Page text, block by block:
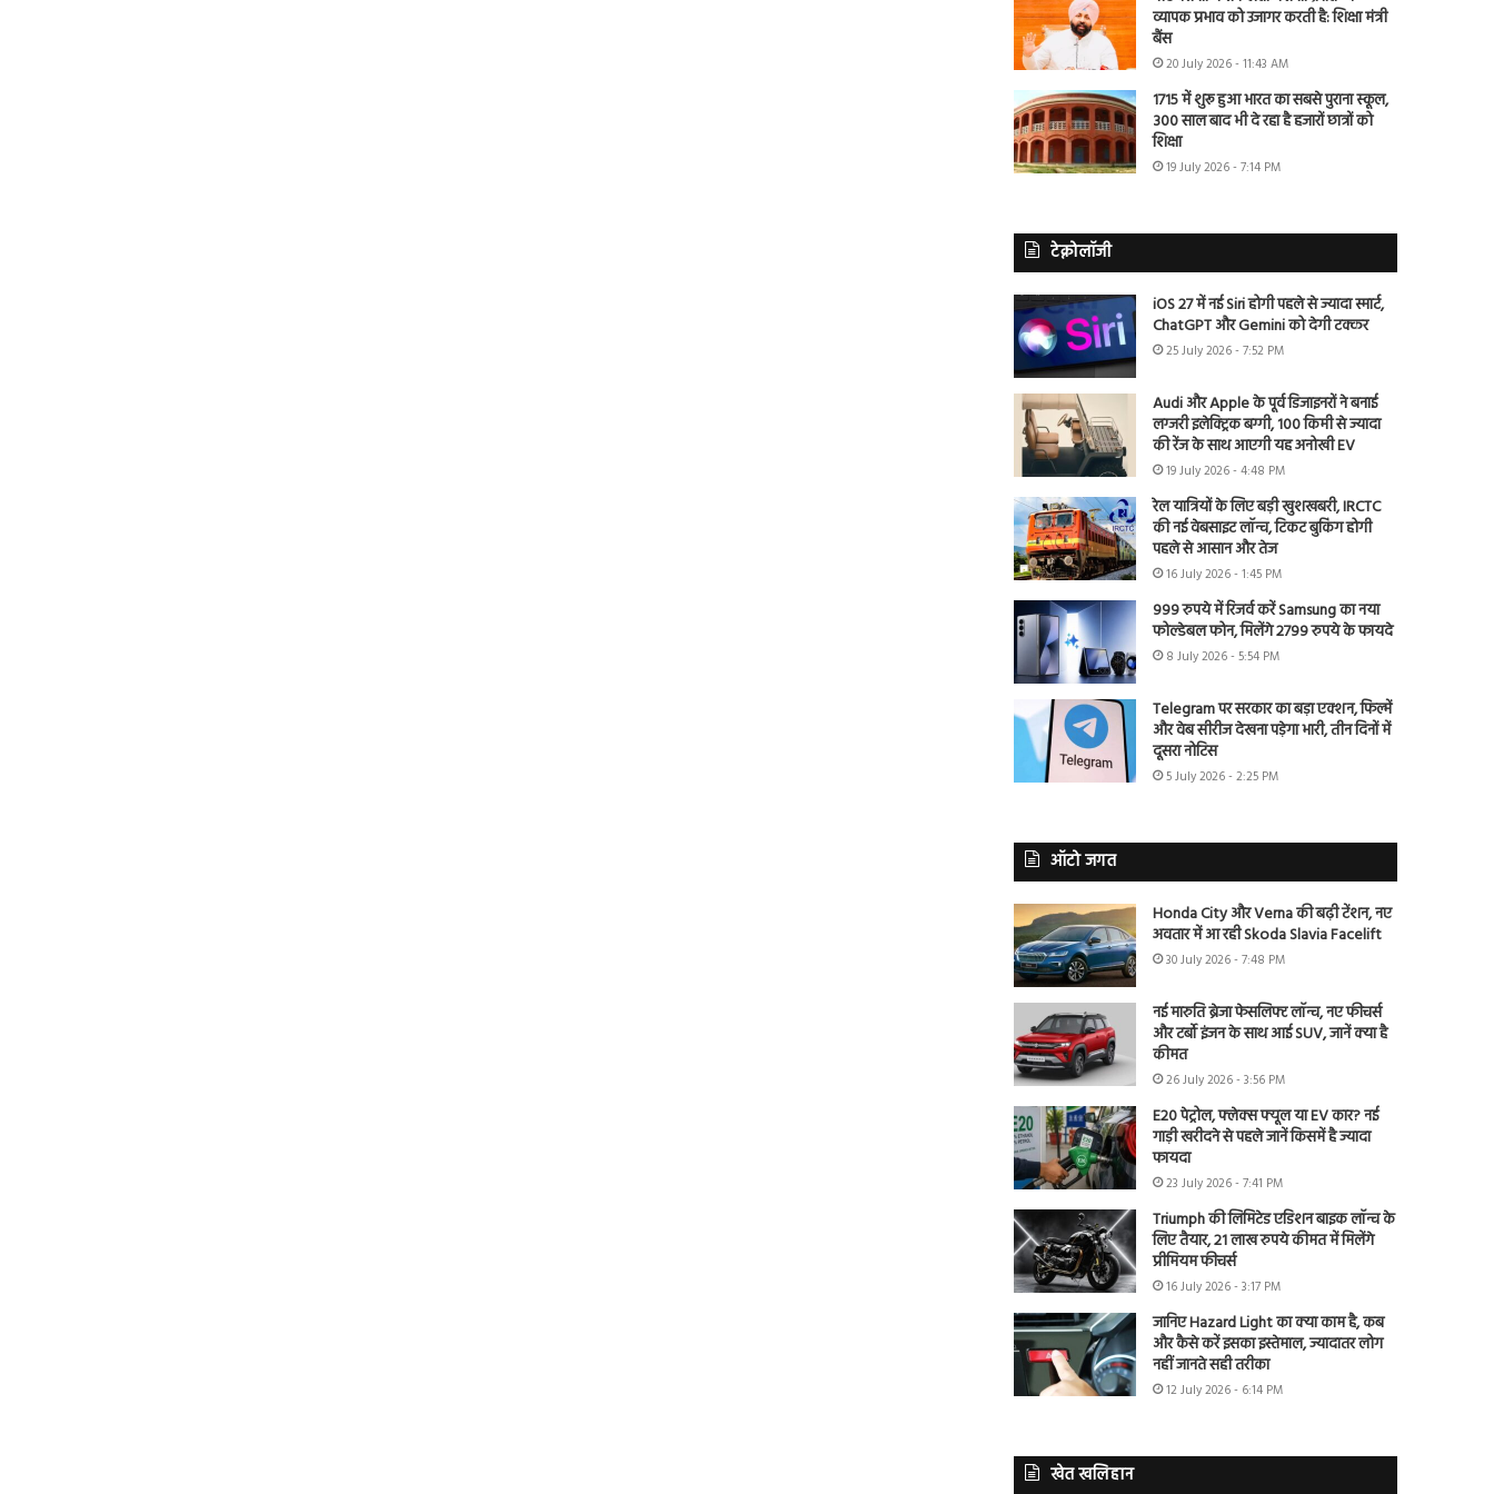
व्यापक प्रभाव को उजागर करती है: शिक्षा मंत्री
बैंस
20 July 2026 - 11:43 AM
1715 में शुरू हुआ भारत का सबसे पुराना स्कूल,
300 साल बाद भी दे रहा है हजारों छात्रों को
शिक्षा
19 July 2026 - 7:14 PM
टेक्नोलॉजी
iOS 27 में नई Siri होगी पहले से ज्यादा स्मार्ट,
ChatGPT और Gemini को देगी टक्कर
25 July 2026 - 7:52 PM
Audi और Apple के पूर्व डिजाइनरों ने बनाई
लग्जरी इलेक्ट्रिक बग्गी, 100 किमी से ज्यादा
की रेंज के साथ आएगी यह अनोखी EV
19 July 2026 - 4:48 PM
रेल यात्रियों के लिए बड़ी खुशखबरी, IRCTC
की नई वेबसाइट लॉन्च, टिकट बुकिंग होगी
पहले से आसान और तेज
16 July 2026 - 1:45 PM
999 रुपये में रिजर्व करें Samsung का नया
फोल्डेबल फोन, मिलेंगे 2799 रुपये के फायदे
8 July 2026 - 5:54 PM
Telegram पर सरकार का बड़ा एक्शन, फिल्में
और वेब सीरीज देखना पड़ेगा भारी, तीन दिनों में
दूसरा नोटिस
5 July 2026 - 2:25 PM
ऑटो जगत
Honda City और Verna की बढ़ी टेंशन, नए
अवतार में आ रही Skoda Slavia Facelift
30 July 2026 - 7:48 PM
नई मारुति ब्रेजा फेसलिफ्ट लॉन्च, नए फीचर्स
और टर्बो इंजन के साथ आई SUV, जानें क्या है
कीमत
26 July 2026 - 3:56 PM
E20 पेट्रोल, फ्लेक्स फ्यूल या EV कार? नई
गाड़ी खरीदने से पहले जानें किसमें है ज्यादा
फायदा
23 July 2026 - 7:41 PM
Triumph की लिमिटेड एडिशन बाइक लॉन्च के
लिए तैयार, 21 लाख रुपये कीमत में मिलेंगे
प्रीमियम फीचर्स
16 July 2026 - 3:17 PM
जानिए Hazard Light का क्या काम है, कब
और कैसे करें इसका इस्तेमाल, ज्यादातर लोग
नहीं जानते सही तरीका
12 July 2026 - 6:14 PM
खेत खलिहान